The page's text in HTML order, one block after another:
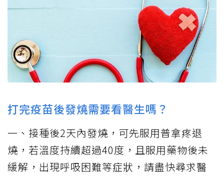
打完疫苗後發燒需要看醫生嗎？
一、接種後2天內發燒，可先服用普拿疼退
燒，若溫度持續超過40度，且服用藥物後未
緩解，出現呼吸困難等症狀，請盡快尋求醫